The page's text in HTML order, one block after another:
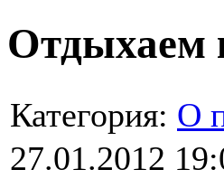
Отдыхаем
Категория: О
27.01.2012